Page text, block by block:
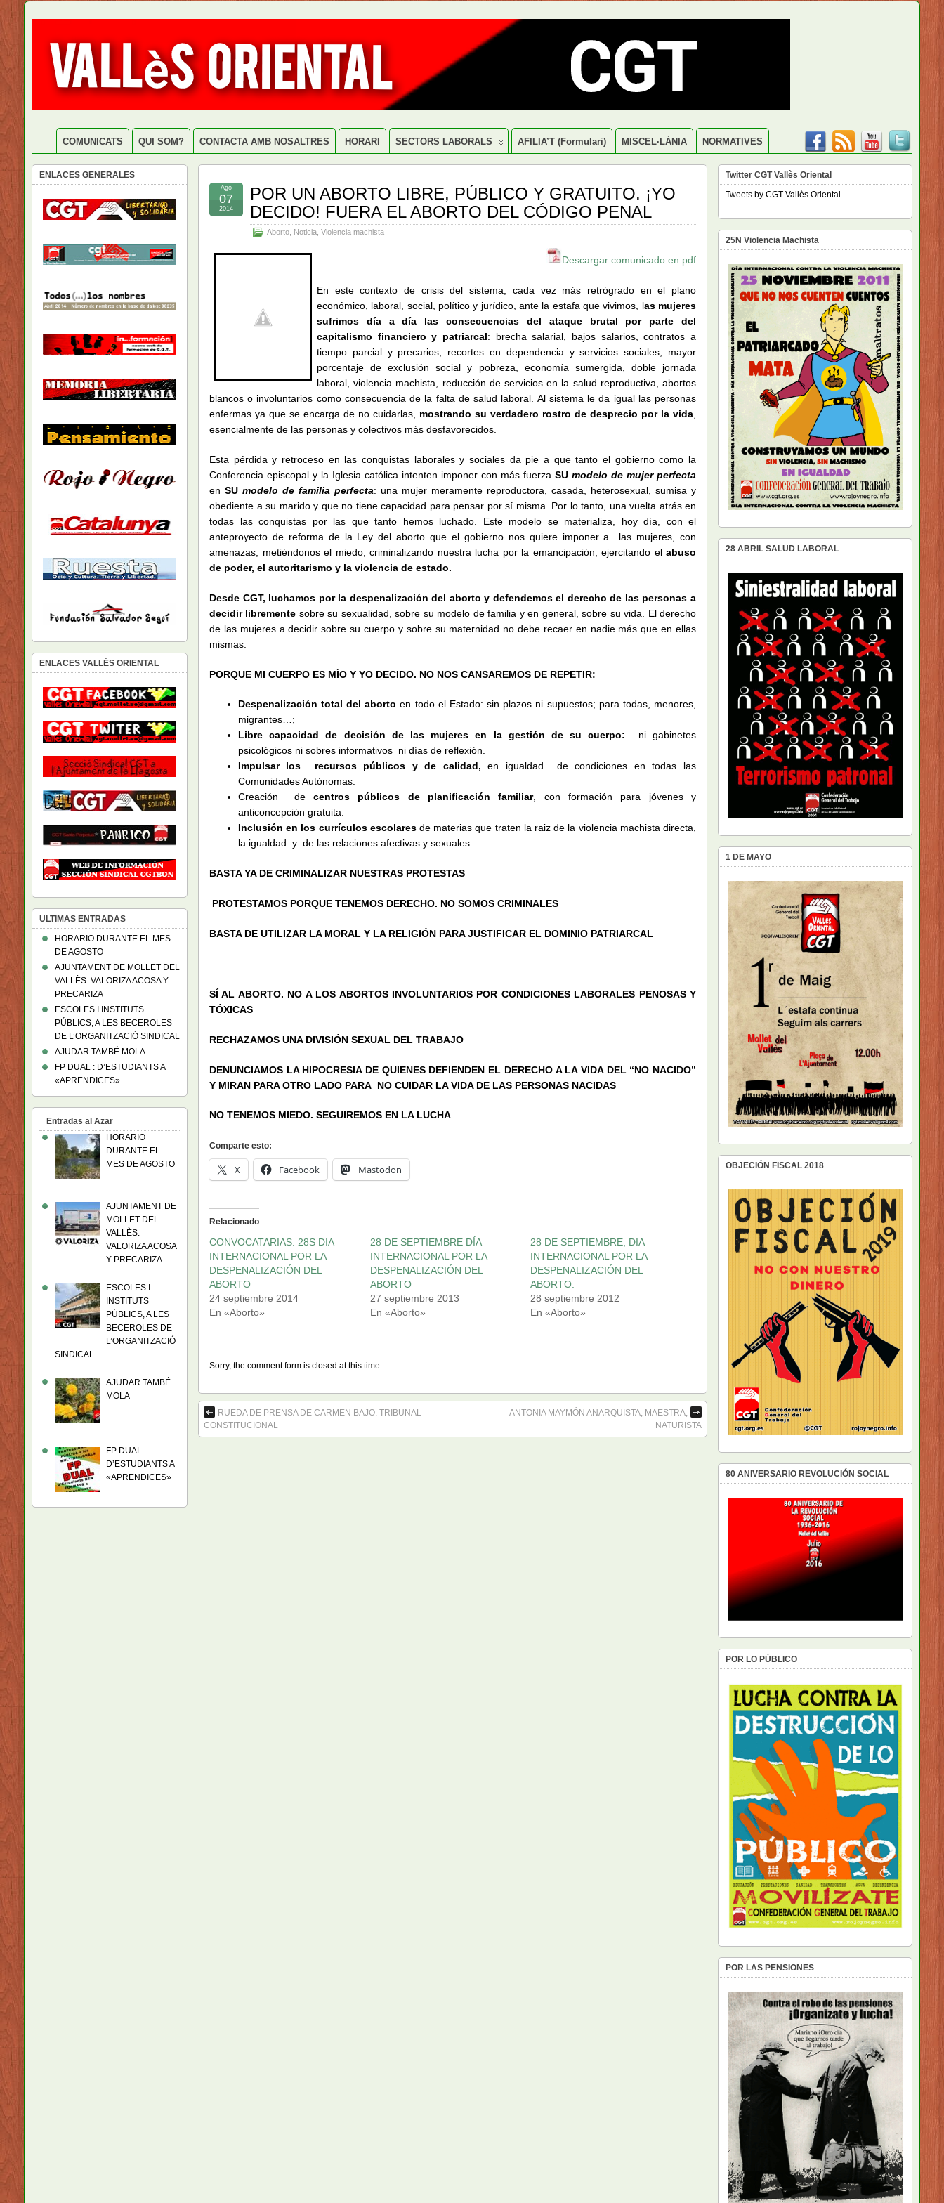
COMUNICATS QUI SOM? CONTACTA AMB NOSALTRES HORARI SECTORS LABORALS AFILIA’T (formulari) MISCEL·LÀNIA NORMATIVES
POR UN ABORTO LIBRE, PÚBLICO Y GRATUITO. ¡YO
DECIDO! FUERA EL ABORTO DEL CÓDIGO PENAL
Aborto Noticia Violencia machista
Ago
07
2014
Descargar comunicado en pdf
En este contexto de crisis del sistema, cada vez más retrógrado en el plano
económico, laboral, social, político y jurídico, ante la estafa que vivimos, las mujeres
sufrimos día a día las consecuencias del ataque brutal por parte del
capitalismo financiero y patriarcal: brecha salarial, bajos salarios, contratos a
tiempo parcial y precarios, recortes en dependencia y servicios sociales, mayor
porcentaje de exclusión social y pobreza, economía sumergida, doble jornada
laboral, violencia machista, reducción de servicios en la salud reproductiva, abortos
blancos o involuntarios como consecuencia de la falta de salud laboral. Al sistema le da igual las personas
enfermas ya que se encarga de no cuidarlas, mostrando su verdadero rostro de desprecio por la vida
esencialmente de las personas y colectivos más desfavorecidos.
Esta pérdida y retroceso en las conquistas laborales y sociales da pie a que tanto el gobierno como la
Conferencia episcopal y la Iglesia católica intenten imponer con más fuerza SU modelo de mujer perfecta
en SU modelo de familia perfecta: una mujer meramente reproductora, casada, heterosexual, sumisa y
obediente a su marido y que no tiene capacidad para pensar por sí misma. Por lo tanto, una vuelta atrás en
todas las conquistas por las que tanto hemos luchado. Este modelo se materializa, hoy día, con el
anteproyecto de reforma de la Ley del aborto que el gobierno nos quiere imponer a las mujeres, con
amenazas, metiéndonos el miedo, criminalizando nuestra lucha por la emancipación, ejercitando el abuso
de poder, el autoritarismo y la violencia de estado.
Desde CGT, luchamos por la despenalización del aborto y defendemos el derecho de las personas a
decidir libremente sobre su sexualidad, sobre su modelo de familia y en general, sobre su vida. El derecho
de las mujeres a decidir sobre su cuerpo y sobre su maternidad no debe recaer en nadie más que en ellas
mismas.
PORQUE MI CUERPO ES MÍO Y YO DECIDO. NO NOS CANSAREMOS DE REPETIR:
Despenalización total del aborto en todo el Estado: sin plazos ni supuestos; para todas, menores,
migrantes…;
Libre capacidad de decisión de las mujeres en la gestión de su cuerpo: ni gabinetes
psicológicos ni sobres informativos ni días de reflexión.
Impulsar los recursos públicos y de calidad,en igualdad de condiciones en todas las
Comunidades Autónomas.
Creación de centros públicos de planificación familiar, con formación para jóvenes y
anticoncepción gratuita.
Inclusión en los currículos escolaresde materias que traten la raiz de la violencia machista directa,
la igualdad y de las relaciones afectivas y sexuales.
BASTA YA DE CRIMINALIZAR NUESTRAS PROTESTAS
PROTESTAMOS PORQUE TENEMOS DERECHO. NO SOMOS CRIMINALES
BASTA DE UTILIZAR LA MORAL Y LA RELIGIÓN PARA JUSTIFICAR EL DOMINIO PATRIARCAL
SÍ AL ABORTO. NO A LOS ABORTOS INVOLUNTARIOS POR CONDICIONES LABORALES PENOSAS Y
TÓXICAS
RECHAZAMOS UNA DIVISIÓN SEXUAL DEL TRABAJO
DENUNCIAMOS LA HIPOCRESIA DE QUIENES DEFIENDEN EL DERECHO A LA VIDA DEL “NO NACIDO”
Y MIRAN PARA OTRO LADO PARA NO CUIDAR LA VIDA DE LAS PERSONAS NACIDAS
NO TENEMOS MIEDO. SEGUIREMOS EN LA LUCHA
Comparte esto:
X Facebook Mastodon
Relacionado
CONVOCATARIAS: 28S DIA
INTERNACIONAL POR LA
DESPENALIZACIÓN DEL
ABORTO
24 septiembre 2014
En «Aborto»
28 DE SEPTIEMBRE DÍA
INTERNACIONAL POR LA
DESPENALIZACIÓN DEL
ABORTO
27 septiembre 2013
En «Aborto»
28 DE SEPTIEMBRE, DIA
INTERNACIONAL POR LA
DESPENALIZACIÓN DEL
ABORTO.
28 septiembre 2012
En «Aborto»
Sorry, the comment form is closed at this time.
RUEDA DE PRENSA DE CARMEN BAJO. TRIBUNAL
CONSTITUCIONAL
ANTONIA MAYMÓN ANARQUISTA, MAESTRA,
NATURISTA
ENLACES GENERALES
ENLACES VALLÉS ORIENTAL
ULTIMAS ENTRADAS
HORARIO DURANTE EL MES
DE AGOSTO
AJUNTAMENT DE MOLLET DEL
VALLÈS: VALORIZA ACOSA Y
PRECARIZA
ESCOLES I INSTITUTS
PÚBLICS, A LES BECEROLES
DE L’ORGANITZACIÓ SINDICAL
AJUDAR TAMBÉ MOLA
FP DUAL : D’ESTUDIANTS A
«APRENDICES»
Entradas al Azar
HORARIO
DURANTE EL
MES DE AGOSTO
AJUNTAMENT DE
MOLLET DEL
VALLÈS:
VALORIZA ACOSA
Y PRECARIZA
ESCOLES I
INSTITUTS
PÚBLICS, A LES
BECEROLES DE
L’ORGANITZACIÓ
SINDICAL
AJUDAR TAMBÉ
MOLA
FP DUAL :
D’ESTUDIANTS A
«APRENDICES»
Twitter CGT Vallès Oriental
Tweets by CGT Vallès Oriental
25N Violencia Machista
28 ABRIL SALUD LABORAL
1 DE MAYO
OBJECIÓN FISCAL 2018
80 ANIVERSARIO REVOLUCIÓN SOCIAL
POR LO PÚBLICO
POR LAS PENSIONES